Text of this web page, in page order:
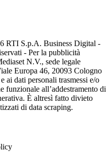
RTI S.p.A. Business Digital -
- Per la pubblicità
N.V., sede legale
Europa 46, 20093 Cologno
ai dati personali trasmessi e/o
funzionale all’addestramento di
È altresì fatto divieto
di data scraping.